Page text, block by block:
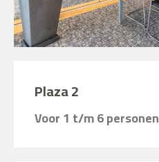
Plaza 2
Voor 1 t/m 6 personen